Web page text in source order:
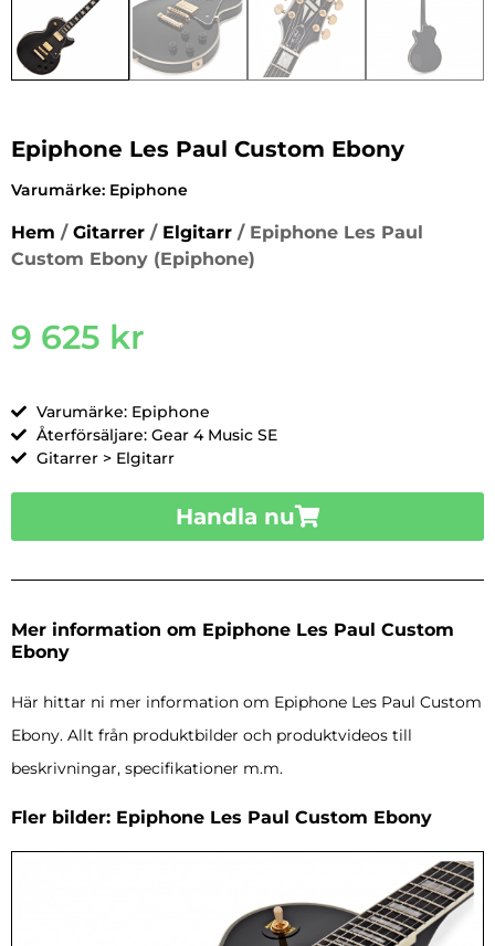
Epiphone Les Paul Custom Ebony
Varumärke: Epiphone
Hem / Gitarrer / Elgitarr / Epiphone Les Paul
Custom Ebony (Epiphone)
9 625 kr
Varumärke: Epiphone
Återförsäljare: Gear 4 Music SE
Gitarrer > Elgitarr
Handla nu
Mer information om Epiphone Les Paul Custom
Ebony
Här hittar ni mer information om Epiphone Les Paul Custom
Ebony. Allt från produktbilder och produktvideos till
beskrivningar, specifikationer m.m.
Fler bilder: Epiphone Les Paul Custom Ebony